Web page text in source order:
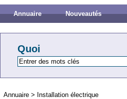
Annuaire Nouveautés
Quoi
Annuaire > Installation électrique